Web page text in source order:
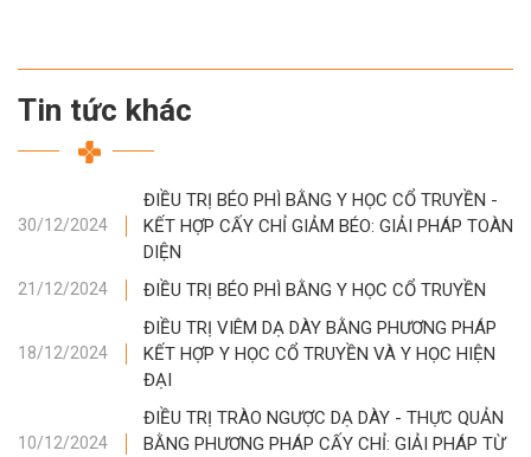
Tin tức khác
30/12/2024
ĐIỀU TRỊ BÉO PHÌ BẰNG Y HỌC CỔ TRUYỀN -
KẾT HỢP CẤY CHỈ GIẢM BÉO: GIẢI PHÁP TOÀN
DIỆN
21/12/2024 ĐIỀU TRỊ BÉO PHÌ BẰNG Y HỌC CỔ TRUYỀN
18/12/2024
ĐIỀU TRỊ VIÊM DẠ DÀY BẰNG PHƯƠNG PHÁP
KẾT HỢP Y HỌC CỔ TRUYỀN VÀ Y HỌC HIỆN
ĐẠI
10/12/2024
ĐIỀU TRỊ TRÀO NGƯỢC DẠ DÀY - THỰC QUẢN
BẰNG PHƯƠNG PHÁP CẤY CHỈ: GIẢI PHÁP TỪ